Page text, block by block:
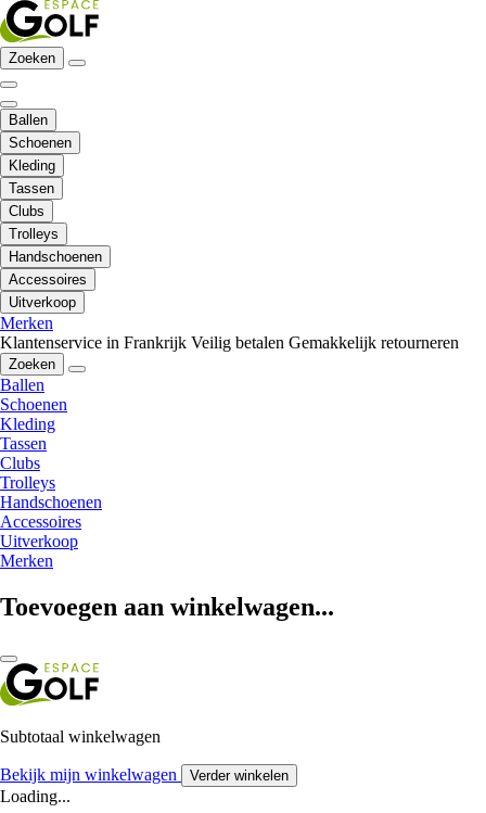
Zoeken
Ballen
Schoenen
Kleding
Tassen
Clubs
Trolleys
Handschoenen
Accessoires
Uitverkoop
Merken
Klantenservice in Frankrijk Veilig betalen Gemakkelijk retourneren
Zoeken
Ballen
Schoenen
Kleding
Tassen
Clubs
Trolleys
Handschoenen
Accessoires
Uitverkoop
Merken
Toevoegen aan winkelwagen...
Subtotaal winkelwagen
Bekijk mijn winkelwagen Verder winkelen
Loading...